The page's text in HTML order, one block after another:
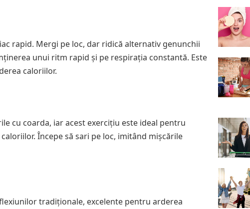
rapid. Mergi pe loc, dar ridică alternativ genunchii
unui ritm rapid și pe respirația constantă. Este
caloriilor.
cu coarda, iar acest exercițiu este ideal pentru
Începe să sari pe loc, imitând mișcările
tradiționale, excelente pentru arderea